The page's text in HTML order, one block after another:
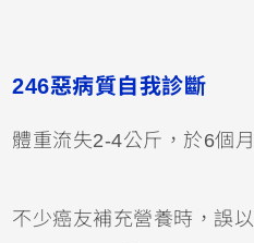
246惡病質自我診斷
體重流失2-4公斤，於6個
不少癌友補充營養時，誤